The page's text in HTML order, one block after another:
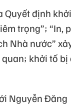
Quyết định
trọng”; “In,
Nhà nước”
khởi tố bị
Nguyễn Đăng